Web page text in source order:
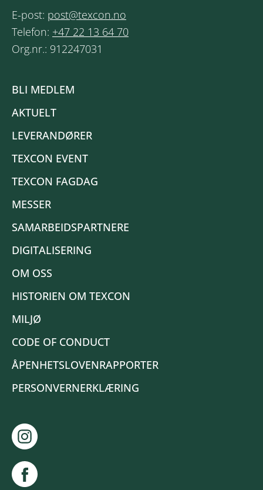
E-post: post@texcon.no
Telefon: +47 22 13 64 70
Org.nr.: 912247031
BLI MEDLEM
AKTUELT
LEVERANDØRER
TEXCON EVENT
TEXCON FAGDAG
MESSER
SAMARBEIDSPARTNERE
DIGITALISERING
OM OSS
HISTORIEN OM TEXCON
MILJØ
CODE OF CONDUCT
ÅPENHETSLOVENRAPPORTER
PERSONVERNERKLÆRING